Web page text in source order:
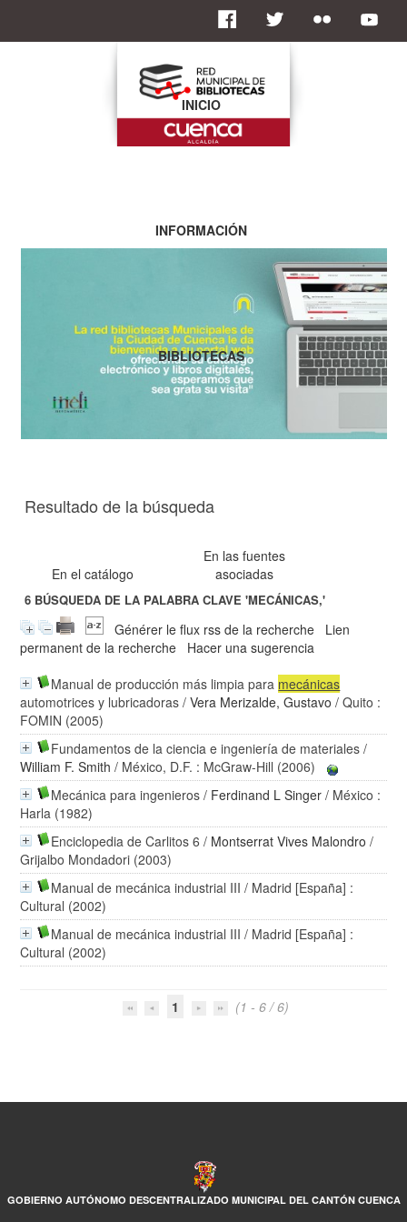
Resultado de la búsqueda
En el catálogo
En las fuentes
asociadas
6 BÚSQUEDA DE LA PALABRA CLAVE'MECÁNICAS,'
Générer le flux rss de la recherche
Lien
permanent de la recherche
Hacer una sugerencia
Manual de producción más limpia para mecánicas
automotrices y lubricadoras /Vera Merizalde, Gustavo / Quito :
FOMIN (2005)
Fundamentos de la ciencia e ingeniería de materiales /
William F. Smith / México, D.F. : McGraw-Hill (2006)
Mecánica para ingenieros / Ferdinand L Singer / México :
Harla (1982)
Enciclopedia de Carlitos 6 / Montserrat Vives Malondro /
Grijalbo Mondadori (2003)
Manual de mecánica industrial III / Madrid [España] :
Cultural (2002)
Manual de mecánica industrial III / Madrid [España] :
Cultural (2002)
1 (1 - 6 / 6)
GOBIERNO AUTÓNOMO DESCENTRALIZADO MUNICIPAL DEL CANTÓN CUENCA
INICIO
INFORMACIÓN
BIBLIOTECAS